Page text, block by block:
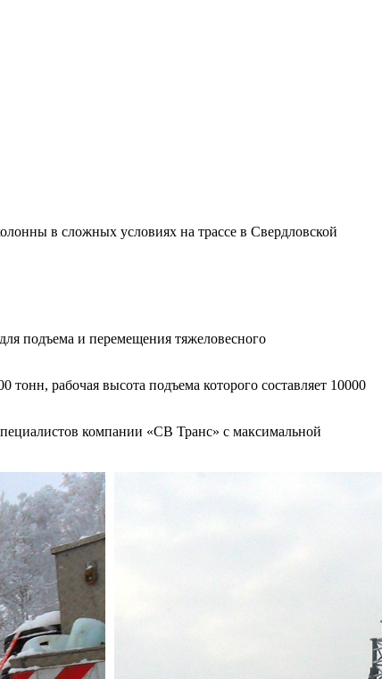
в сложных условиях на трассе в Свердловской
подъема и перемещения тяжеловесного
рабочая высота подъема которого составляет 10000
компании «СВ Транс» с максимальной